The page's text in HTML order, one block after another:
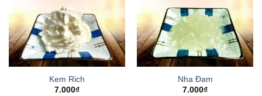
Kem Rich
7.000₫
Nha Đam
7.000₫